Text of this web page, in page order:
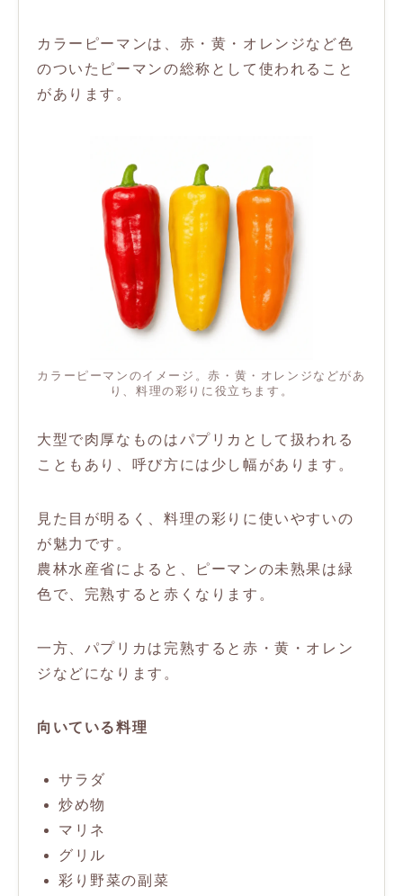
カラーピーマンは、赤・黄・オレンジなど色
のついたピーマンの総称として使われること
があります。
カラーピーマンのイメージ。赤・黄・オレンジなどがあ
り、料理の彩りに役立ちます。
大型で肉厚なものはパプリカとして扱われる
こともあり、呼び方には少し幅があります。
見た目が明るく、料理の彩りに使いやすいの
が魅力です。
農林水産省によると、ピーマンの未熟果は緑
色で、完熟すると赤くなります。
一方、パプリカは完熟すると赤・黄・オレン
ジなどになります。
向いている料理
サラダ
炒め物
マリネ
グリル
彩り野菜の副菜